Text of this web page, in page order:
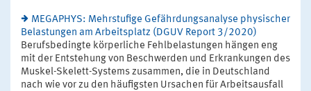
MEGAPHYS: Mehrstufige Gefährdungsanalyse physischer
Belastungen am Arbeitsplatz (DGUV Report 3/2020)
Berufsbedingte körperliche Fehlbelastungen hängen eng
mit der Entstehung von Beschwerden und Erkrankungen des
Muskel-Skelett-Systems zusammen, die in Deutschland
nach wie vor zu den häufigsten Ursachen für Arbeitsausfall